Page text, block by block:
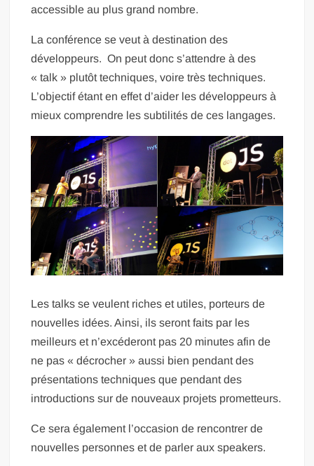
accessible au plus grand nombre.
La conférence se veut à destination des
développeurs. On peut donc s’attendre à des
« talk » plutôt techniques, voire très techniques.
L’objectif étant en effet d’aider les développeurs à
mieux comprendre les subtilités de ces langages.
Les talks se veulent riches et utiles, porteurs de
nouvelles idées. Ainsi, ils seront faits par les
meilleurs et n’excéderont pas 20 minutes afin de
ne pas « décrocher » aussi bien pendant des
présentations techniques que pendant des
introductions sur de nouveaux projets prometteurs.
Ce sera également l’occasion de rencontrer de
nouvelles personnes et de parler aux speakers.